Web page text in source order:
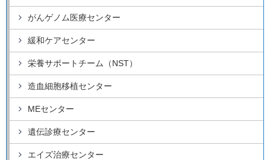
がんゲノム医療センター
緩和ケアセンター
栄養サポートチーム（NST）
造血細胞移植センター
MEセンター
遺伝診療センター
エイズ治療センター